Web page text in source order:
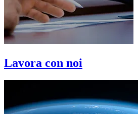
Lavora con noi